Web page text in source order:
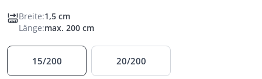
Breite:1,5 cm
Länge:max. 200 cm
15/200 20/200